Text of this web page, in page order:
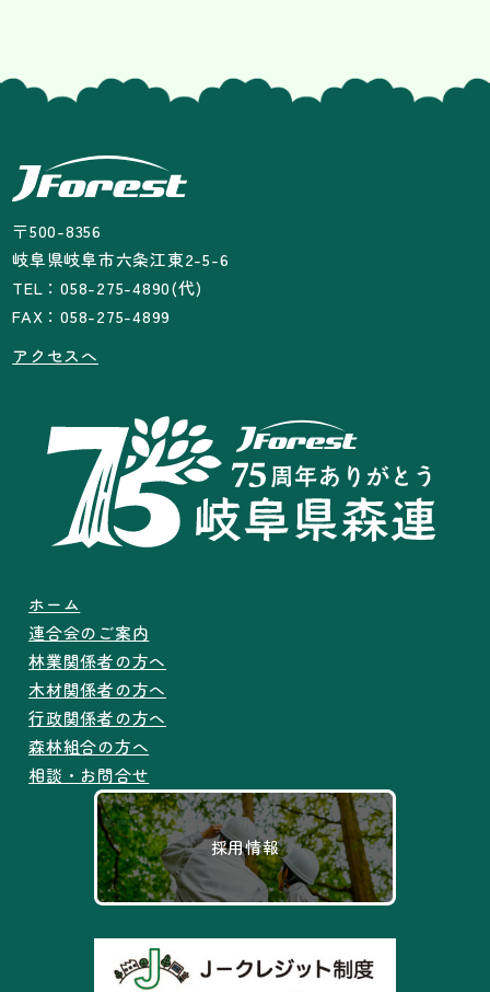
〒500-8356
岐阜県岐阜市六条江東2-5-6
TEL：058-275-4890(代)
FAX：058-275-4899
アクセスへ
ホーム
連合会のご案内
林業関係者の方へ
木材関係者の方へ
行政関係者の方へ
森林組合の方へ
相談・お問合せ
採用情報